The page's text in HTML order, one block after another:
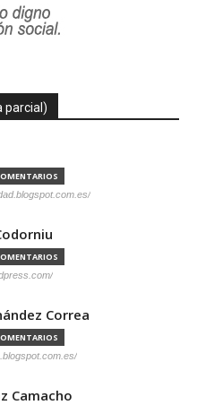
parcial)
Correa
Camacho